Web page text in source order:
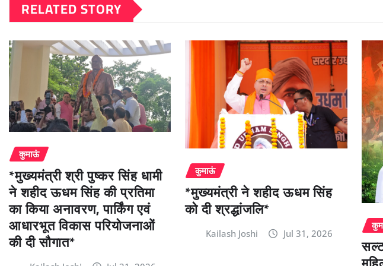
RELATED STORY
कुमाऊं
*मुख्यमंत्री श्री पुष्कर सिंह धामी
ने शहीद ऊधम सिंह की प्रतिमा
का किया अनावरण, पार्किंग एवं
आधारभूत विकास परियोजनाओं
की दी सौगात*
कुमाऊं
*मुख्यमंत्री ने शहीद ऊधम सिंह
को दी श्रद्धांजलि*
Kailash Joshi Jul 31, 2026